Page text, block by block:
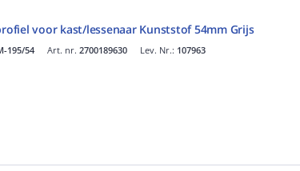
voor kast/lessenaar Kunststof 54mm Grijs
Art. nr. 2700189630
195/54 Lev. Nr.: 107963